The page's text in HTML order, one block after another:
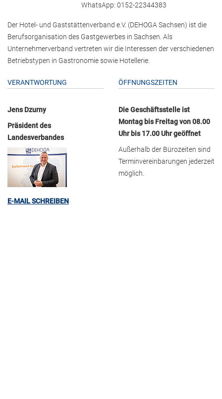
WhatsApp: 0152-22344383
Der Hotel- und Gaststättenverband e.V. (DEHOGA Sachsen) ist die
Berufsorganisation des Gastgewerbes in Sachsen. Als
Unternehmerverband vertreten wir die Interessen der verschiedenen
Betriebstypen in Gastronomie sowie Hotellerie.
VERANTWORTUNG
Jens Dzurny
Präsident des
Landesverbandes
E-MAIL SCHREIBEN
ÖFFNUNGSZEITEN
Die Geschäftsstelle ist
Montag bis Freitag von 08.00
Uhr bis 17.00 Uhr geöffnet
Außerhalb der Bürozeiten sind
Terminvereinbarungen jederzeit
möglich.